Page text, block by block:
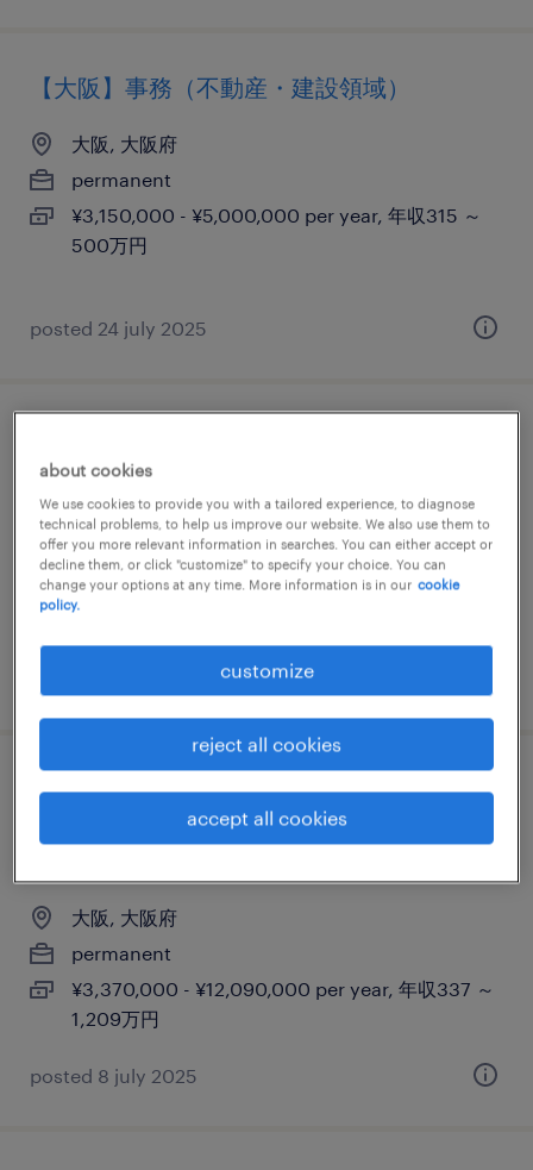
【大阪】事務（不動産・建設領域）
大阪, 大阪府
permanent
¥3,150,000 - ¥5,000,000 per year, 年収315 ～
500万円
posted 24 july 2025
大阪, 大阪府
permanent
¥3,750,000 - ¥4,500,000 per year, 年収375 ～
450万円
posted 28 october 2025
【障がい者求人】総合エンジニアリング業
／オープンポジション（正社員）（大阪
大阪, 大阪府
permanent
¥3,370,000 - ¥12,090,000 per year, 年収337 ～
1,209万円
posted 8 july 2025
about cookies
We use cookies to provide you with a tailored experience, to diagnose
technical problems, to help us improve our website. We also use them to
offer you more relevant information in searches. You can either accept or
decline them, or click "customize" to specify your choice. You can
change your options at any time. More information is in our cookie
policy.
customize
reject all cookies
accept all cookies